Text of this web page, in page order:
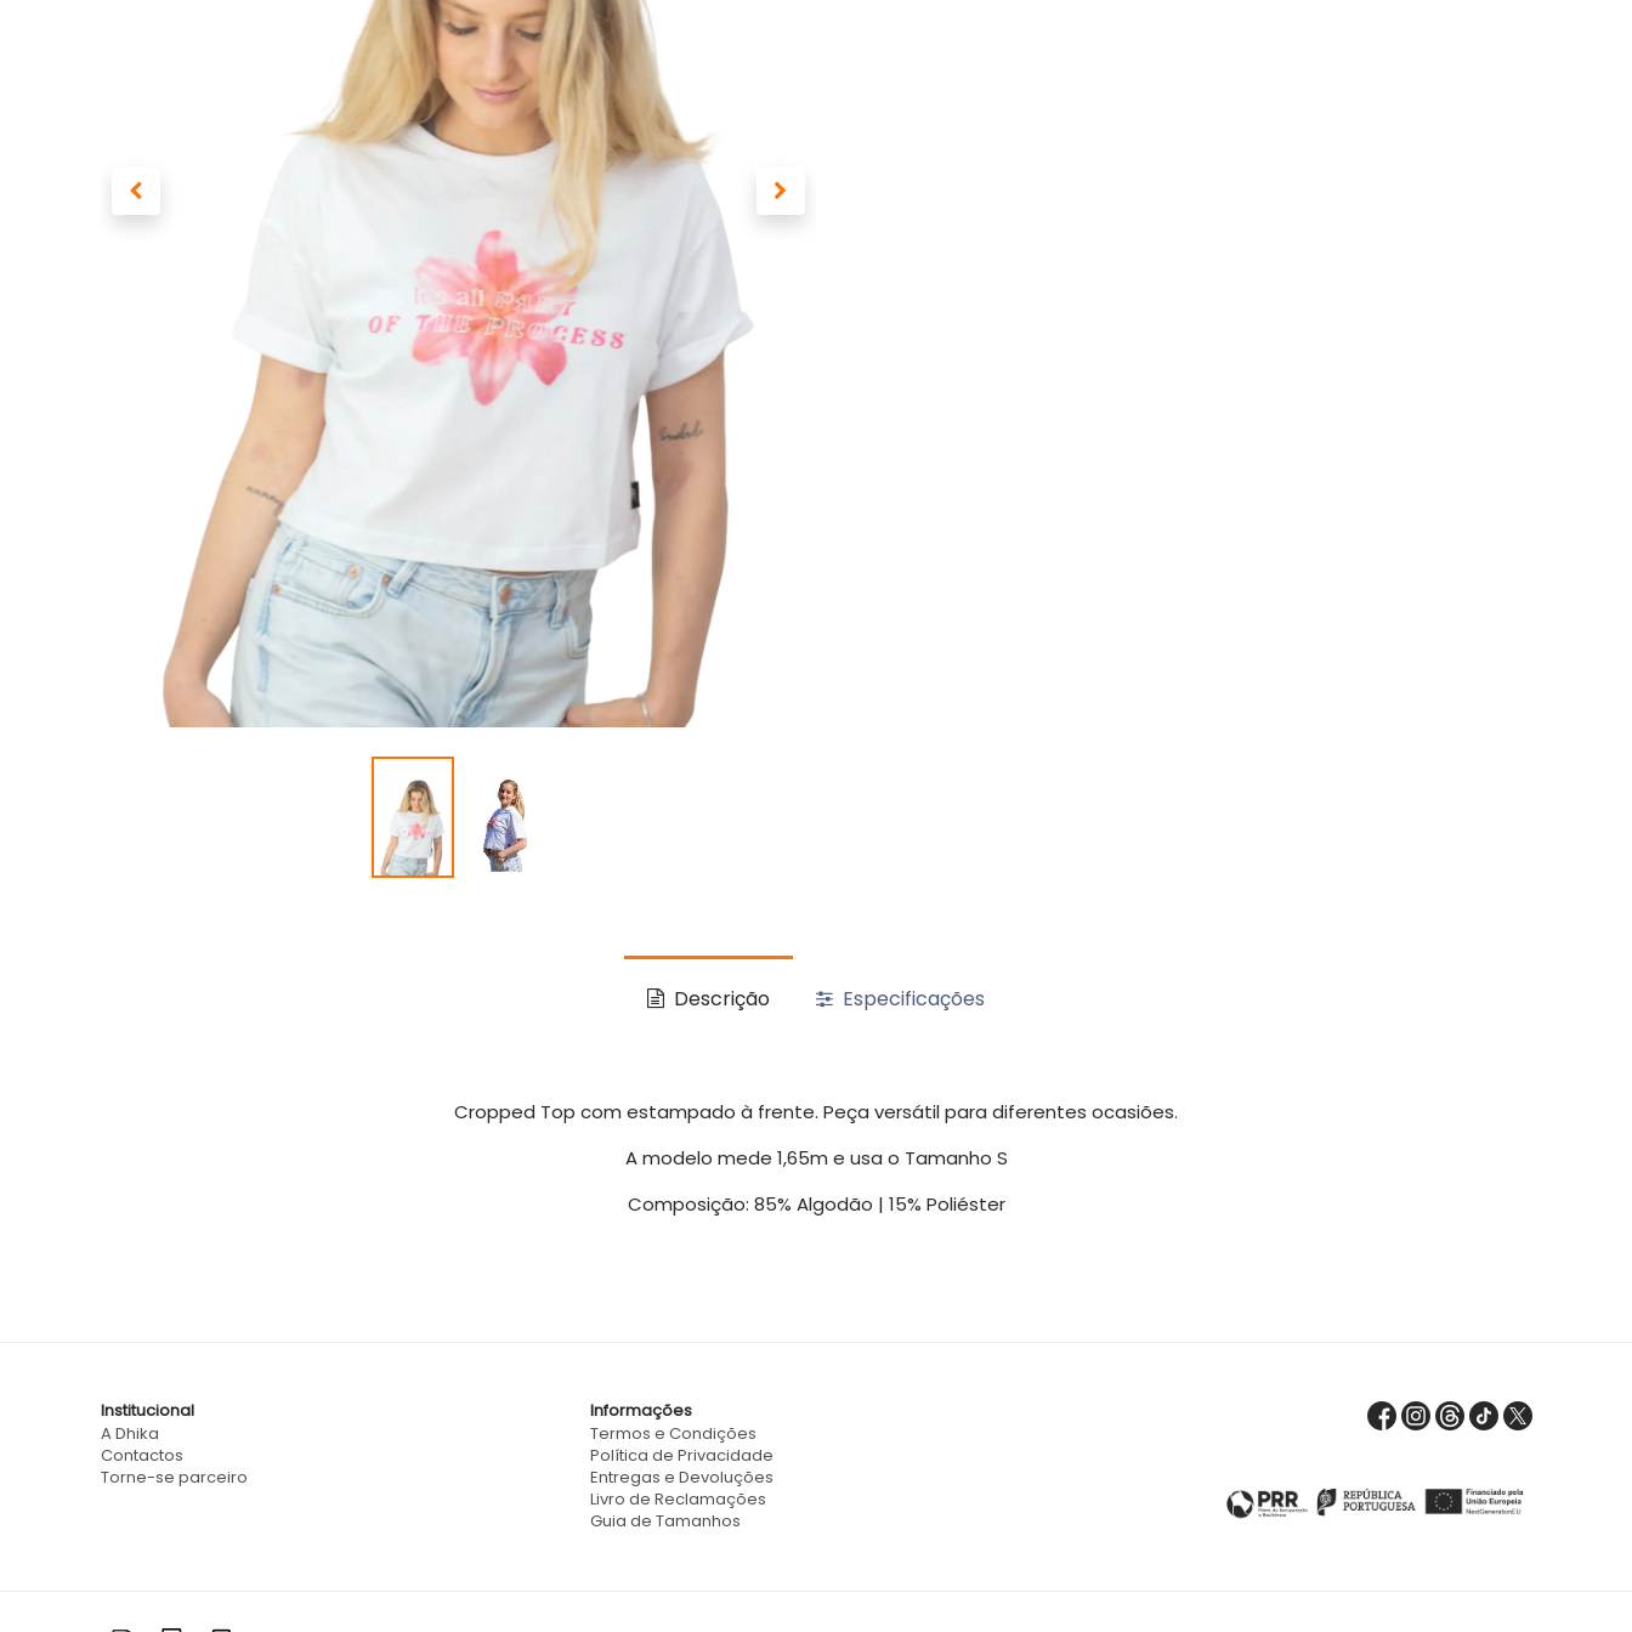
Descrição Especificações
Cropped Top com estampado à frente. Peça versátil para diferentes ocasiões.
A modelo mede 1,65m e usa o Tamanho S
Composição: 85% Algodão | 15% Poliéster
Institucional
A Dhika
Contactos
Torne-se parceiro
Informações
Termos e Condições
Política de Privacidade
Entregas e Devoluções
Livro de Reclamações
Guia de Tamanhos